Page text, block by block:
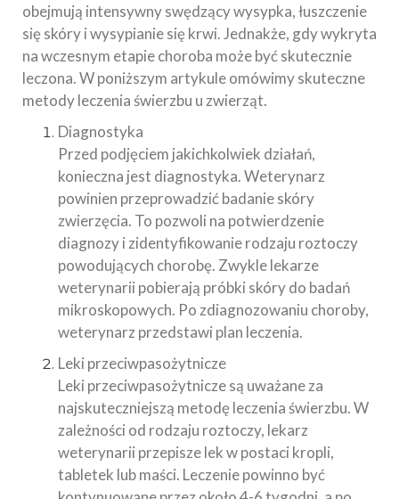
obejmują intensywny swędzący wysypka, łuszczenie
się skóry i wysypianie się krwi. Jednakże, gdy wykryta
na wczesnym etapie choroba może być skutecznie
leczona. W poniższym artykule omówimy skuteczne
metody leczenia świerzbu u zwierząt.
Diagnostyka
Przed podjęciem jakichkolwiek działań,
konieczna jest diagnostyka. Weterynarz
powinien przeprowadzić badanie skóry
zwierzęcia. To pozwoli na potwierdzenie
diagnozy i zidentyfikowanie rodzaju roztoczy
powodujących chorobę. Zwykle lekarze
weterynarii pobierają próbki skóry do badań
mikroskopowych. Po zdiagnozowaniu choroby,
weterynarz przedstawi plan leczenia.
Leki przeciwpasożytnicze
Leki przeciwpasożytnicze są uważane za
najskuteczniejszą metodę leczenia świerzbu. W
zależności od rodzaju roztoczy, lekarz
weterynarii przepisze lek w postaci kropli,
tabletek lub maści. Leczenie powinno być